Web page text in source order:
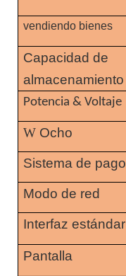
vendiendo bienes
Capacidad de
almacenamiento
Potencia & Voltaje
W Ocho
Sistema de pago
Modo de red
Interfaz estándar
Pantalla